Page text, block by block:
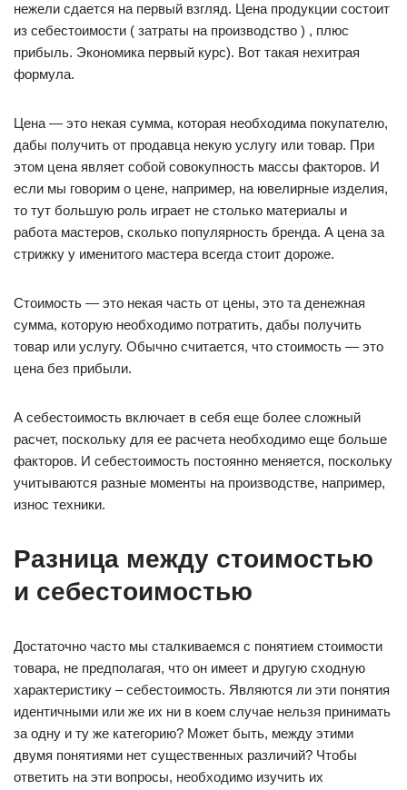
нежели сдается на первый взгляд. Цена продукции состоит
из себестоимости ( затраты на производство ) , плюс
прибыль. Экономика первый курс). Вот такая нехитрая
формула.
Цена — это некая сумма, которая необходима покупателю,
дабы получить от продавца некую услугу или товар. При
этом цена являет собой совокупность массы факторов. И
если мы говорим о цене, например, на ювелирные изделия,
то тут большую роль играет не столько материалы и
работа мастеров, сколько популярность бренда. А цена за
стрижку у именитого мастера всегда стоит дороже.
Стоимость — это некая часть от цены, это та денежная
сумма, которую необходимо потратить, дабы получить
товар или услугу. Обычно считается, что стоимость — это
цена без прибыли.
А себестоимость включает в себя еще более сложный
расчет, поскольку для ее расчета необходимо еще больше
факторов. И себестоимость постоянно меняется, поскольку
учитываются разные моменты на производстве, например,
износ техники.
Разница между стоимостью
и себестоимостью
Достаточно часто мы сталкиваемся с понятием стоимости
товара, не предполагая, что он имеет и другую сходную
характеристику – себестоимость. Являются ли эти понятия
идентичными или же их ни в коем случае нельзя принимать
за одну и ту же категорию? Может быть, между этими
двумя понятиями нет существенных различий? Чтобы
ответить на эти вопросы, необходимо изучить их